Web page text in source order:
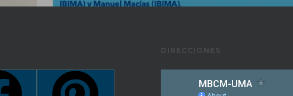
DIRECCIONES